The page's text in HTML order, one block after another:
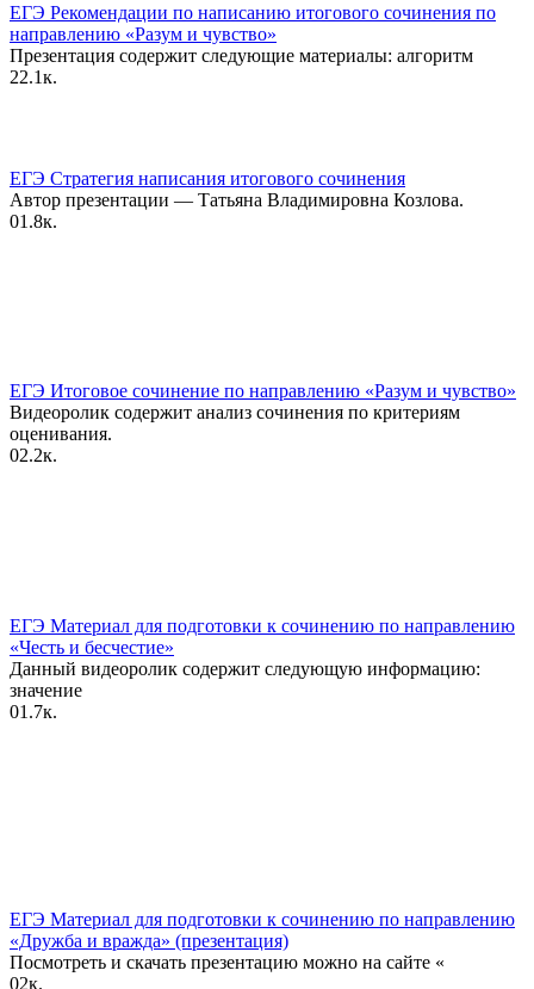
ЕГЭ Рекомендации по написанию итогового сочинения по
направлению «Разум и чувство»
Презентация содержит следующие материалы: алгоритм
22.1к.
ЕГЭ Стратегия написания итогового сочинения
Автор презентации — Татьяна Владимировна Козлова.
01.8к.
ЕГЭ Итоговое сочинение по направлению «Разум и чувство»
Видеоролик содержит анализ сочинения по критериям
оценивания.
02.2к.
ЕГЭ Материал для подготовки к сочинению по направлению
«Честь и бесчестие»
Данный видеоролик содержит следующую информацию:
значение
01.7к.
ЕГЭ Материал для подготовки к сочинению по направлению
«Дружба и вражда» (презентация)
Посмотреть и скачать презентацию можно на сайте «
02к.